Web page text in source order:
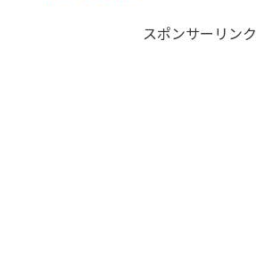
スポンサーリンク